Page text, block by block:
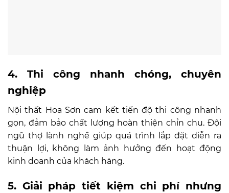
4. Thi công nhanh chóng, chuyên
nghiệp
Nội thất Hoa Sơn cam kết tiến độ thi công nhanh
gọn, đảm bảo chất lượng hoàn thiện chỉn chu. Đội
ngũ thợ lành nghề giúp quá trình lắp đặt diễn ra
thuận lợi, không làm ảnh hưởng đến hoạt động
kinh doanh của khách hàng.
5. Giải pháp tiết kiệm chi phí nhưng